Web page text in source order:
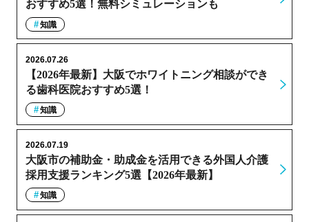
おすすめ5選！無料シミュレーションも
知識
【2026年最新】大阪でホワイトニング相談ができ
る歯科医院おすすめ5選！
2026.07.26
知識
大阪市の補助金・助成金を活用できる外国人介護
採用支援ランキング5選【2026年最新】
2026.07.19
知識